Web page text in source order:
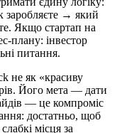
→ який
Якщо стартап на
плану: інвестор
питання.
не як «красиву
Його мета — дати
— це компроміс
достатньо, щоб
місця за